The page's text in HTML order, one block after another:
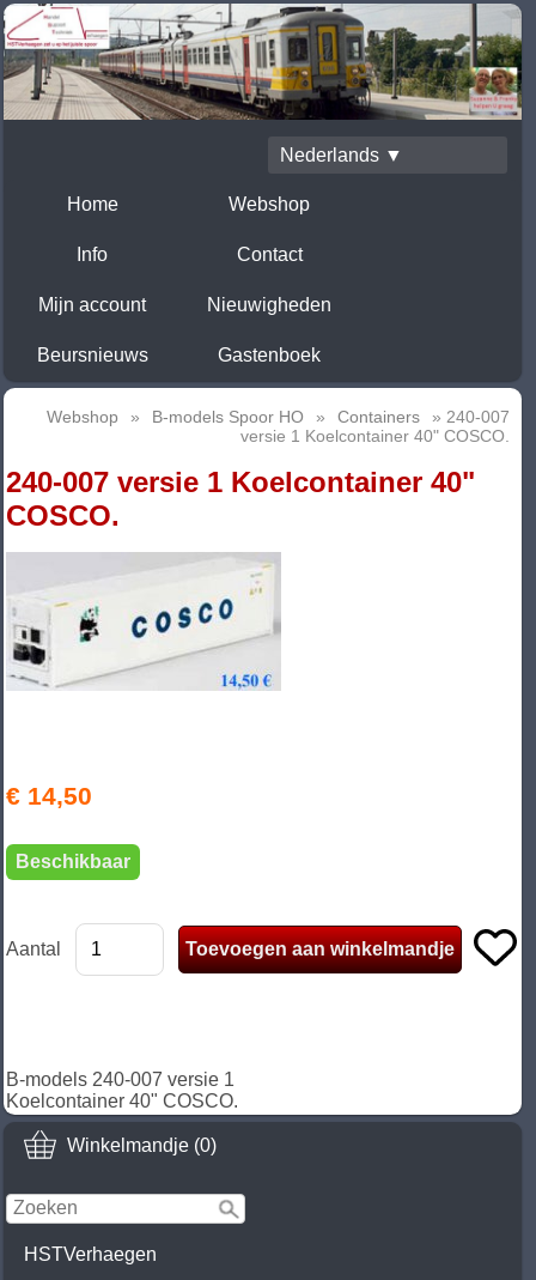
Nederlands ▼
Home Webshop
Info Contact
Mijn account Nieuwigheden
Beursnieuws Gastenboek
Winkelmandje (0)
HSTVerhaegen
Webshop » B-models Spoor HO » Containers
» 240-007
versie 1 Koelcontainer 40" COSCO.
240-007 versie 1 Koelcontainer 40"
COSCO.
€ 14,50
Beschikbaar
Aantal
B-models 240-007 versie 1
Koelcontainer 40" COSCO.